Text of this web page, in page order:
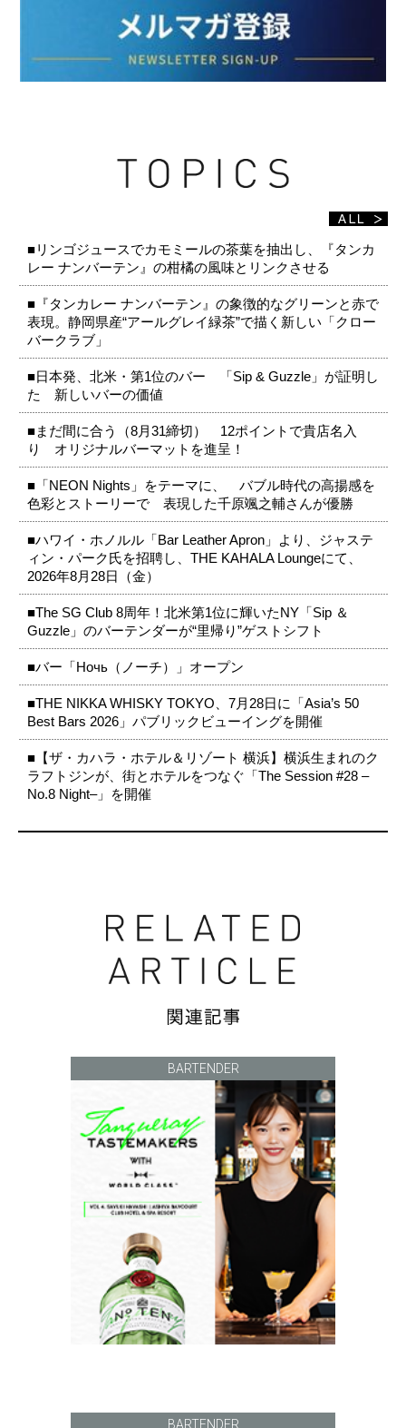
■リンゴジュースでカモミールの茶葉を抽出し、『タンカ
レー ナンバーテン』の柑橘の風味とリンクさせる
■『タンカレー ナンバーテン』の象徴的なグリーンと赤で
表現。静岡県産“アールグレイ緑茶”で描く新しい「クロー
バークラブ」
■日本発、北米・第1位のバー 「Sip & Guzzle」が証明し
た 新しいバーの価値
■まだ間に合う（8月31締切） 12ポイントで貴店名入
り オリジナルバーマットを進呈！
■「NEON Nights」をテーマに、 バブル時代の高揚感を
色彩とストーリーで 表現した千原颯之輔さんが優勝
■ハワイ・ホノルル「Bar Leather Apron」より、ジャステ
ィン・パーク氏を招聘し、THE KAHALA Loungeにて、
2026年8月28日（金）
■The SG Club 8周年！北米第1位に輝いたNY「Sip ＆
Guzzle」のバーテンダーが“里帰り”ゲストシフト
■バー「Ночь（ノーチ）」オープン
■THE NIKKA WHISKY TOKYO、7月28日に「Asia’s 50
Best Bars 2026」パブリックビューイングを開催
■【ザ・カハラ・ホテル＆リゾート 横浜】横浜生まれのク
ラフトジンが、街とホテルをつなぐ「The Session #28 –
No.8 Night–」を開催
BARTENDER
BARTENDER